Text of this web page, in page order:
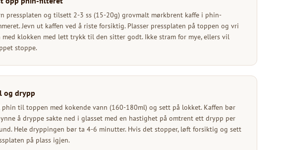
pressplaten og tilsett 2-3 ss (15-20g) grovmalt mørkbrent kaffe i phin-
Jevn ut kaffen ved å riste forsiktig. Plasser pressplaten på toppen og vri
med klokken med lett trykk til den sitter godt. Ikke stram for mye, ellers vil
stoppe.
og drypp
phin til toppen med kokende vann (160-180ml) og sett på lokket. Kaffen bør
å dryppe sakte ned i glasset med en hastighet på omtrent ett drypp per
Hele dryppingen bør ta 4-6 minutter. Hvis det stopper, løft forsiktig og sett
på plass igjen.